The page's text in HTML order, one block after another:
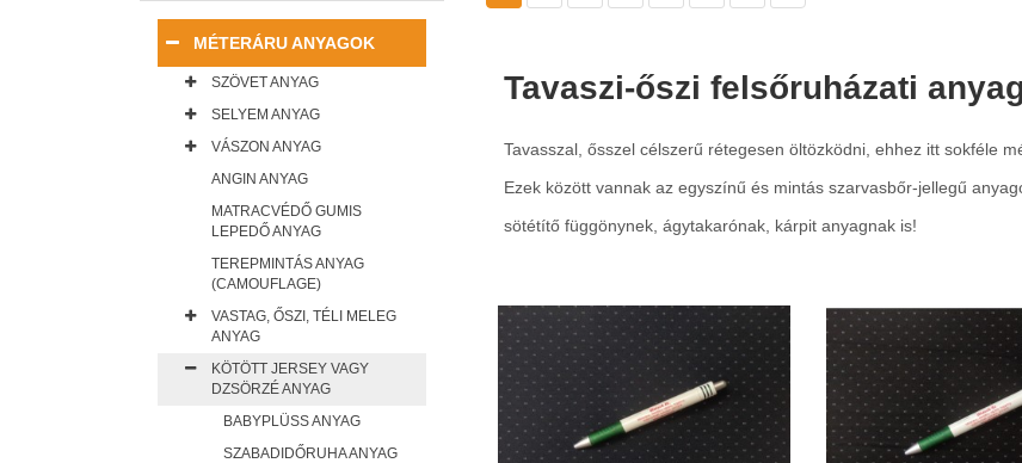
Tavaszi-őszi felsőruházati
Tavasszal, ősszel célszerű rétegesen öltözködni, ehhez itt sokféle
Ezek között vannak az egyszínű és mintás szarvasbőr-jellegű
sötétítő függönynek, ágytakarónak, kárpit anyagnak is!
MÉTERÁRU ANYAGOK
SZÖVET ANYAG
SELYEM ANYAG
VÁSZON ANYAG
ANGIN ANYAG
MATRACVÉDŐ GUMIS
LEPEDŐ ANYAG
TEREPMINTÁS ANYAG
(CAMOUFLAGE)
VASTAG, ŐSZI, TÉLI MELEG
ANYAG
KÖTÖTT JERSEY VAGY
DZSÖRZÉ ANYAG
BABYPLÜSS ANYAG
SZABADIDŐRUHA ANYAG